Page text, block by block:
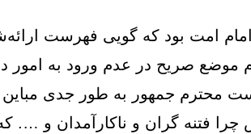
امام امت بود که گویی فهرست
موضع صریح در عدم ورود به امور
محترم جمهور به طور جدی
فتنه گران و ناکارآمدان و ….